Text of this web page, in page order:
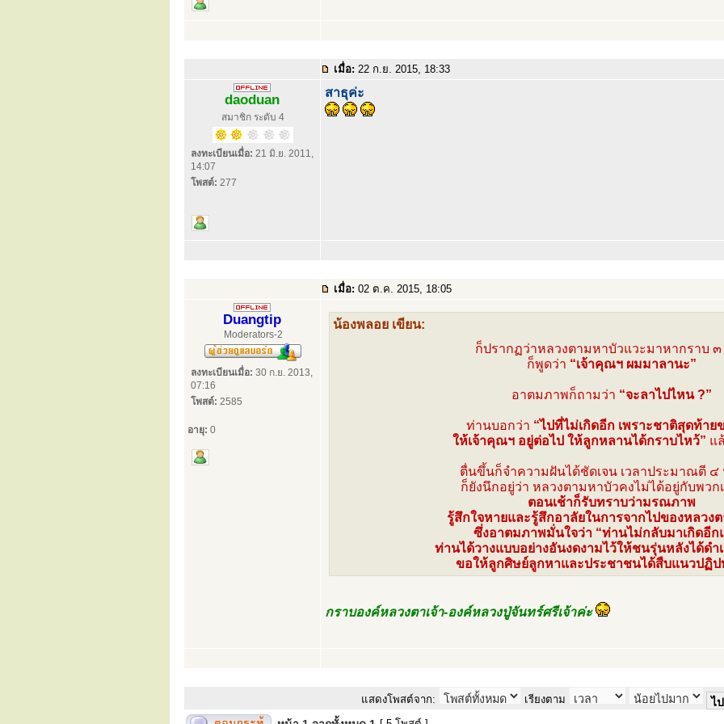
เมื่อ: 22 ก.ย. 2015, 18:33
daoduan
สมาชิก ระดับ 4
ลงทะเบียนเมื่อ: 21 มิ.ย. 2011,
14:07
โพสต์: 277
สาธุค่ะ
เมื่อ: 02 ต.ค. 2015, 18:05
Duangtip
Moderators-2
ลงทะเบียนเมื่อ: 30 ก.ย. 2013,
07:16
โพสต์: 2585
อายุ: 0
น้องพลอย เขียน:
ก็ปรากฏว่าหลวงตามหาบัวแวะมาหากราบ ๓
ก็พูดว่า “เจ้าคุณฯ ผมมาลานะ”
อาตมภาพก็ถามว่า “จะลาไปไหน ?”
ท่านบอกว่า “ไปที่ไม่เกิดอีก เพราะชาติสุดท้าย
ให้เจ้าคุณฯ อยู่ต่อไป ให้ลูกหลานได้กราบไหว้” แ
ตื่นขึ้นก็จำความฝันได้ชัดเจน เวลาประมาณตี ๔
ก็ยังนึกอยู่ว่า หลวงตามหาบัวคงไม่ได้อยู่กับพวก
ตอนเช้าก็รับทราบว่ามรณภาพ
รู้สึกใจหายและรู้สึกอาลัยในการจากไปของหลวง
ซึ่งอาตมภาพมั่นใจว่า “ท่านไม่กลับมาเกิดอีก
ท่านได้วางแบบอย่างอันงดงามไว้ให้ชนรุ่นหลังได้ดำ
ขอให้ลูกศิษย์ลูกหาและประชาชนได้สืบแนวปฏิป
กราบองค์หลวงตาเจ้า-องค์หลวงปู่จันทร์ศรีเจ้าค่ะ
แสดงโพสต์จาก: เรียงตาม